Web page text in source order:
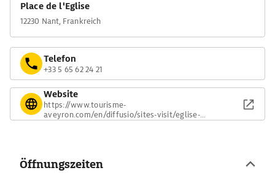
Place de l'Eglise
12230 Nant, Frankreich
Telefon
+33 5 65 62 24 21
Website
https://www.tourisme-
aveyron.com/en/diffusio/sites-visit/eglise-
Öffnungszeiten